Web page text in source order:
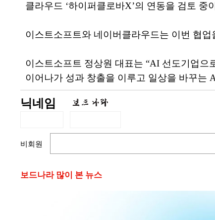
클라우드 ‘하이퍼클로바X’의 연동을 검토
이스트소프트와 네이버클라우드는 이번 협
이스트소프트 정상원 대표는 “AI 선도기업으
이어나가 성과 창출을 이루고 일상을 바꾸는
닉네임
비회원
보드나라 많이 본 뉴스